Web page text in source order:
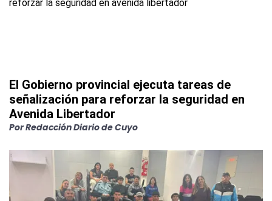
El Gobierno provincial ejecuta tareas de
señalización para reforzar la seguridad en
Avenida Libertador
PorRedacción Diario de Cuyo